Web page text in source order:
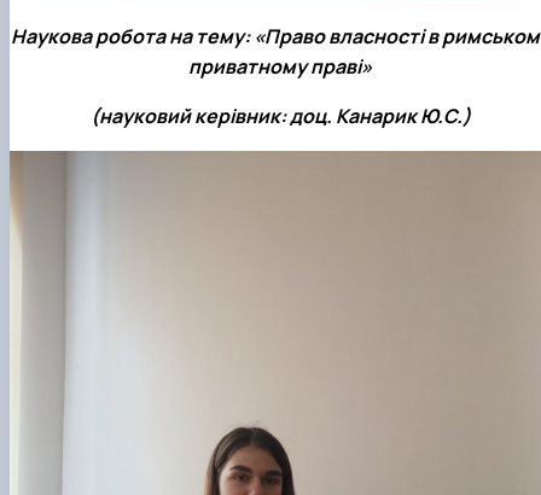
Наукова робота на тему: «Право власності в
приватному праві»
(науковий керівник: доц. Канарик Ю.С.)